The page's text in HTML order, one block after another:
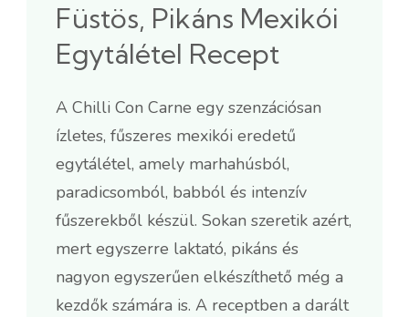
Füstös, Pikáns Mexikói
Egytálétel Recept
A Chilli Con Carne egy szenzációsan
ízletes, fűszeres mexikói eredetű
egytálétel, amely marhahúsból,
paradicsomból, babból és intenzív
fűszerekből készül. Sokan szeretik azért,
mert egyszerre laktató, pikáns és
nagyon egyszerűen elkészíthető még a
kezdők számára is. A receptben a darált